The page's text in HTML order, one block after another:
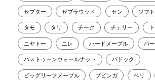
セプター ゼブラウッド セン ソフ
タモ タリ チーク チェリー
ニヤトー ニレ ハードメープル パ
バストゥーンウォールナット パドック
ビッグリーフメープル ブビンガ ベリ